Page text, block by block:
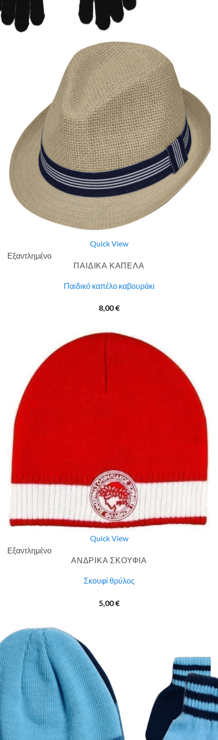
13,00
Quick View
Εξαντλημένο
ΠΑΙΔΙΚΑ ΚΑΠΕΛΑ
Παιδικό καπέλο καβουράκι
8,00€
Quick View
Εξαντλημένο
ΑΝΔΡΙΚΑ ΣΚΟΥΦΙΑ
Σκουφί θρύλος
5,00€